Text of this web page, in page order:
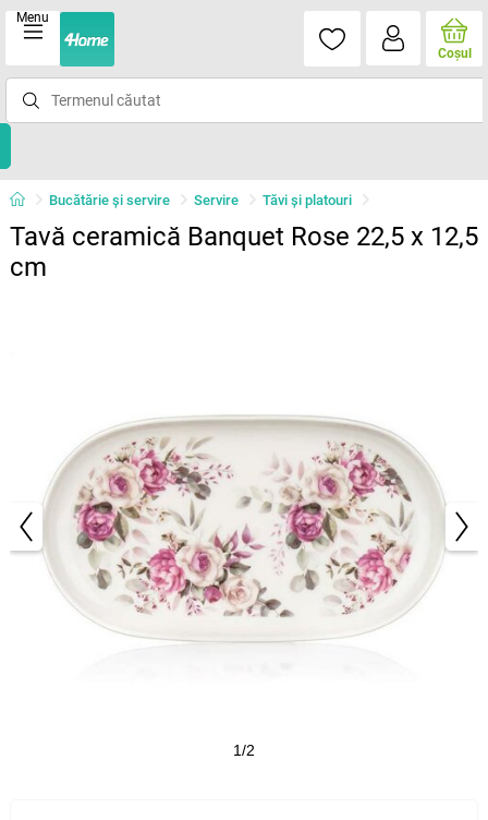
Menu
Coşul
Bucătărie și servire Servire Tăvi şi platouri
Tavă ceramică Banquet Rose 22,5 x 12,5
cm
1/2